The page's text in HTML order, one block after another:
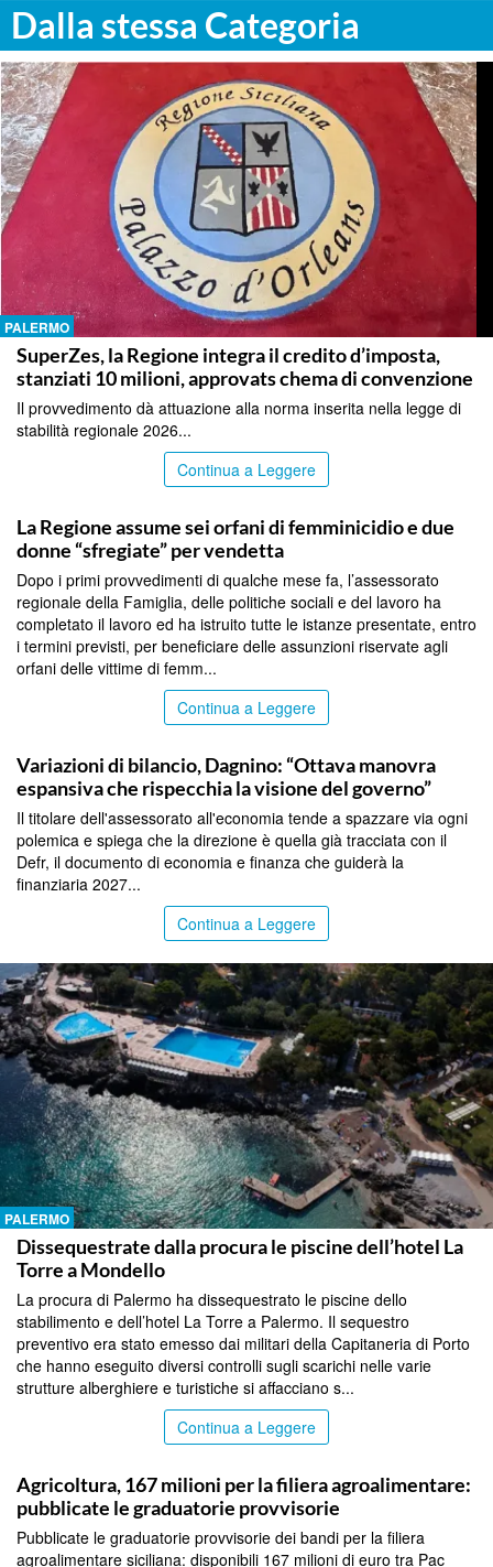
Dalla stessa Categoria
PALERMO
SuperZes, la Regione integra il credito d’imposta,
stanziati 10 milioni, approvats chema di convenzione
Il provvedimento dà attuazione alla norma inserita nella legge di
stabilità regionale 2026...
Continua a Leggere
La Regione assume sei orfani di femminicidio e due
donne “sfregiate” per vendetta
Dopo i primi provvedimenti di qualche mese fa, l’assessorato
regionale della Famiglia, delle politiche sociali e del lavoro ha
completato il lavoro ed ha istruito tutte le istanze presentate, entro
i termini previsti, per beneficiare delle assunzioni riservate agli
orfani delle vittime di femm...
Continua a Leggere
Variazioni di bilancio, Dagnino: “Ottava manovra
espansiva che rispecchia la visione del governo”
Il titolare dell'assessorato all'economia tende a spazzare via ogni
polemica e spiega che la direzione è quella già tracciata con il
Defr, il documento di economia e finanza che guiderà la
finanziaria 2027...
Continua a Leggere
PALERMO
Dissequestrate dalla procura le piscine dell’hotel La
Torre a Mondello
La procura di Palermo ha dissequestrato le piscine dello
stabilimento e dell’hotel La Torre a Palermo. Il sequestro
preventivo era stato emesso dai militari della Capitaneria di Porto
che hanno eseguito diversi controlli sugli scarichi nelle varie
strutture alberghiere e turistiche si affacciano s...
Continua a Leggere
Agricoltura, 167 milioni per la filiera agroalimentare:
pubblicate le graduatorie provvisorie
Pubblicate le graduatorie provvisorie dei bandi per la filiera
agroalimentare siciliana: disponibili 167 milioni di euro tra Pac